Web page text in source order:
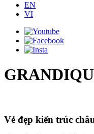
EN
VI
Vẻ đẹp kiến trúc